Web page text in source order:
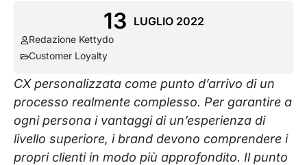
13 LUGLIO 2022
Redazione Kettydo
Customer Loyalty
CX personalizzata come punto d’arrivo di un
processo realmente complesso. Per garantire a
ogni persona i vantaggi di un’esperienza di
livello superiore, i brand devono comprendere i
propri clienti in modo più approfondito. Il punto